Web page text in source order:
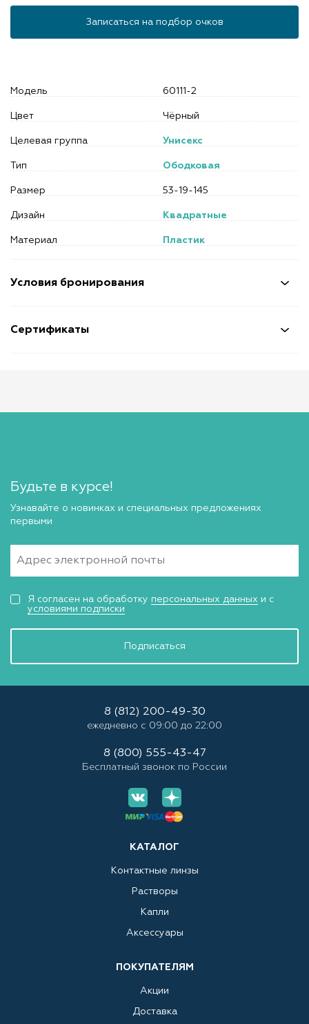
Условия бронирования
Сертификаты
Записаться на подбор очков
Модель 60111-2
Цвет Чёрный
Целевая группа Унисекс
Тип Ободковая
Размер 53-19-145
Дизайн Квадратные
Материал Пластик
Будьте в курсе!
Узнавайте о новинках и специальных предложениях
первыми
Подписаться
Я согласен на обработку персональных данных и с
условиями подписки
КАТАЛОГ
Контактные линзы
Растворы
Капли
Аксессуары
ПОКУПАТЕЛЯМ
Акции
Доставка
8 (812) 200-49-30
ежедневно с 09:00 до 22:00
8 (800) 555-43-47
Бесплатный звонок по России